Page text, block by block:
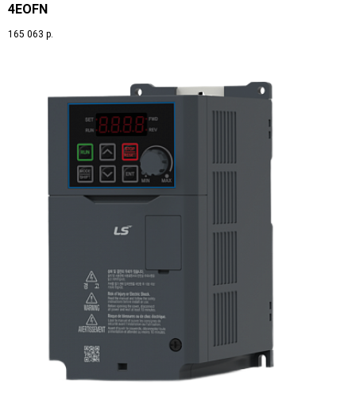
4EOFN
165 063 р.